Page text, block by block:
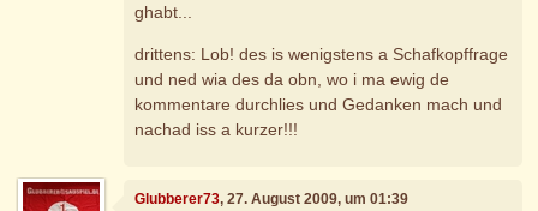
ghabt...
drittens: Lob! des is wenigstens a Schafkopffrage
und ned wia des da obn, wo i ma ewig de
kommentare durchlies und Gedanken mach und
nachad iss a kurzer!!!
Glubberer73, 27. August 2009, um 01:39